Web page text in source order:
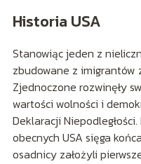
Historia USA
Stanowiąc jeden z
zbudowane z imigrantów
Zjednoczone rozwinęły
wartości wolności i
Deklaracji
obecnych USA sięga
osadnicy założyli